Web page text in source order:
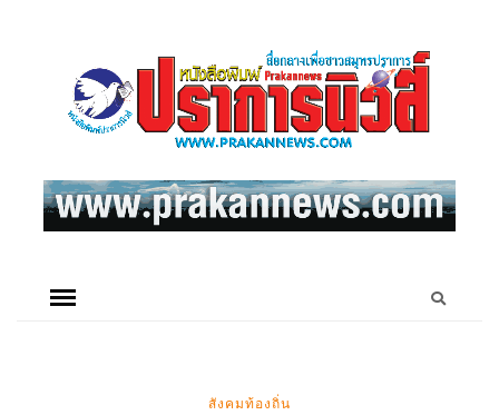
สังคมท้องถิ่น